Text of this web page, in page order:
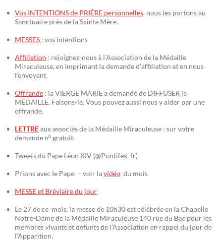
Vos INTENTIONS de PRIÈRE personnelles, nous les portons au
Sanctuaire près de la Sainte Mère.
MESSES : vos intentions
Affiliation : rejoignez-nous à l’Association de la Médaille
Miraculeuse, en imprimant la demande d’affiliation et en nous
l’envoyant.
Offrande : la VIERGE MARIE a demandé de DIFFUSER la
MÉDAILLE. Faisons-le. Vous pouvez aussi nous y aider par une
offrande.
LETTREaux associés de la Médaille Miraculeuse : sur votre
demande n° gratuit.
Tweets du Pape Léon XIV (@Pontifex_fr)
Prions avec le Pape – voir lavidéo du mois
MESSE et Bréviaire du jour
Le 27 de ce mois, la messe de 10h30 est célébrée en la Chapelle
Notre-Dame de la Médaille Miraculeuse 140 rue du Bac pour les
membres vivants et défunts de l’Association en rappel du jour de
l’Apparition.